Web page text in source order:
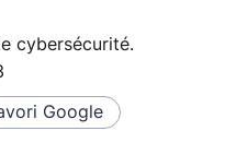
cybersécurité.
Google